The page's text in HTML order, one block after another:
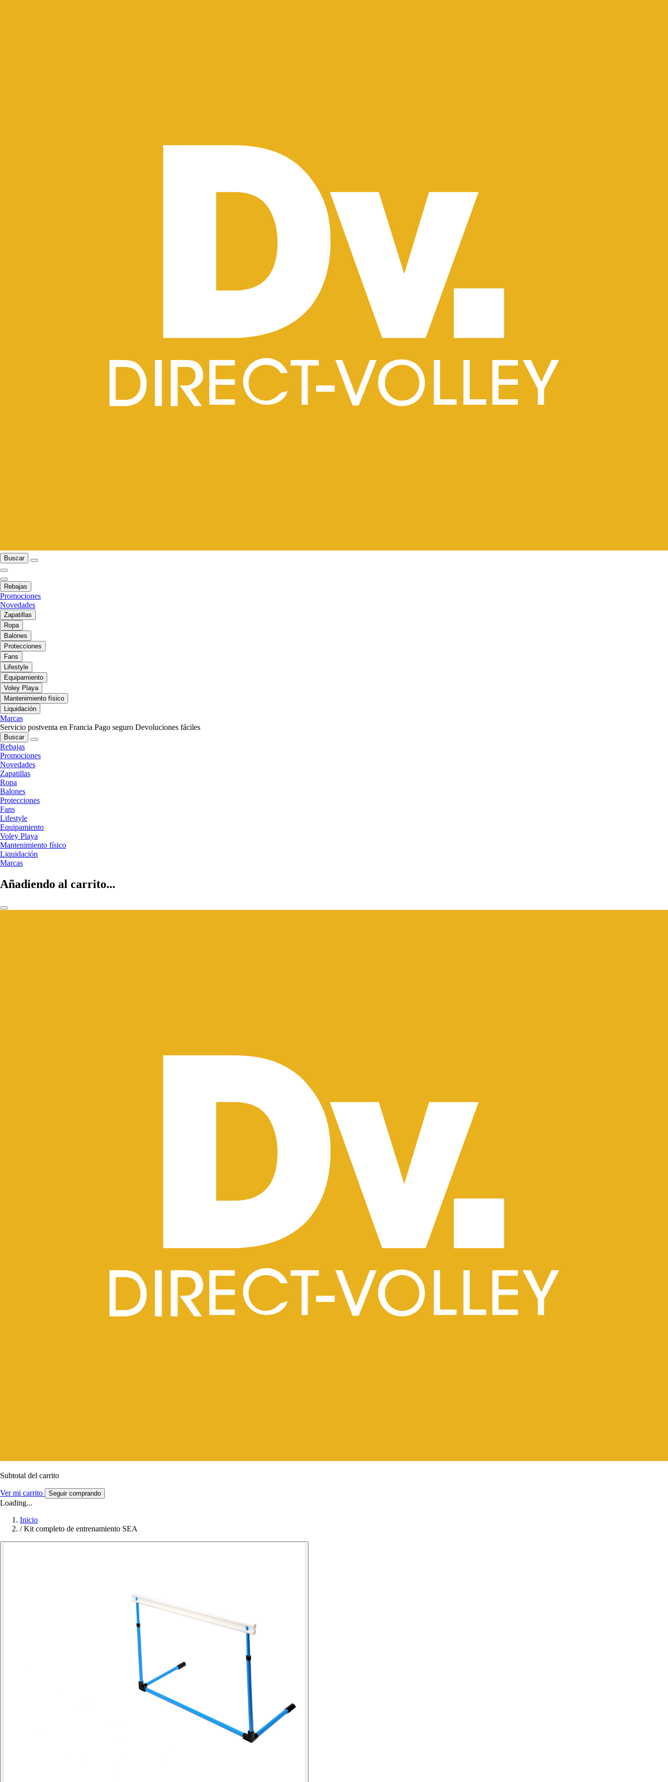
Buscar
Rebajas
Promociones
Novedades
Zapatillas
Ropa
Balones
Protecciones
Fans
Lifestyle
Equipamiento
Voley Playa
Mantenimiento físico
Liquidación
Marcas
Servicio postventa en Francia Pago seguro Devoluciones fáciles
Buscar
Rebajas
Promociones
Novedades
Zapatillas
Ropa
Balones
Protecciones
Fans
Lifestyle
Equipamiento
Voley Playa
Mantenimiento físico
Liquidación
Marcas
Añadiendo al carrito...
Subtotal del carrito
Ver mi carrito Seguir comprando
Loading...
Inicio
/ Kit completo de entrenamiento SEA